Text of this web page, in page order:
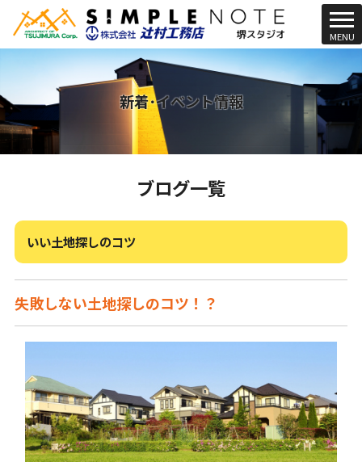
t
o
g
g
l
a
a
i
o
MENU
新着･イベント情報
ブログ一覧
いい土地探しのコツ
失敗しない土地探しのコツ！？